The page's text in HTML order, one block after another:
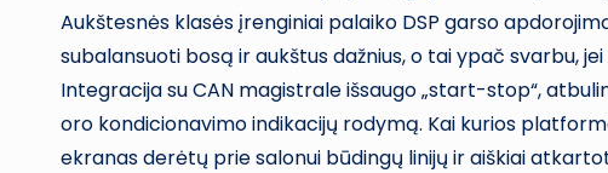
Aukštesnės klasės įrenginiai palaiko DSP garso
subalansuoti bosą ir aukštus dažnius, o tai ypač svarbu,
Integracija su CAN magistrale išsaugo „start-stop“,
oro kondicionavimo indikacijų rodymą. Kai kurios
ekranas derėtų prie salonui būdingų linijų ir aiškiai